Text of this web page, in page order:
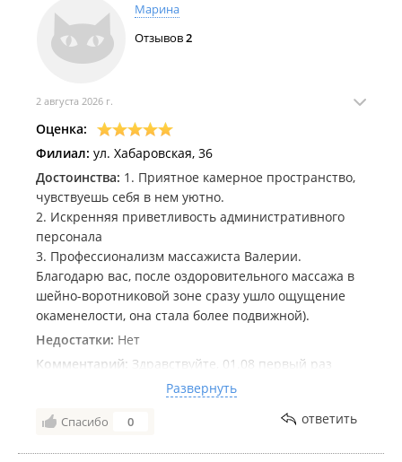
Марина
Отзывов2
2 августа 2026 г.
Оценка:
Филиал: ул. Хабаровская, 36
Достоинства: 1. Приятное камерное пространство,
чувствуешь себя в нем уютно.
2. Искренняя приветливость административного
персонала
3. Профессионализм массажиста Валерии.
Благодарю вас, после оздоровительного массажа в
шейно-воротниковой зоне сразу ушло ощущение
окаменелости, она стала более подвижной).
Недостатки: Нет
Комментарий: Здравствуйте, 01.08 первый раз
посетила массажный салон "Расцветай". Отмечу
следующие преимущества:
Развернуть
Спасибо 0 ответить